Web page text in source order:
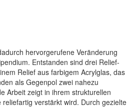
hervorgerufene Veränderung
Entstanden sind drei Relief-
Relief aus farbigem Acrylglas, das
als Gegenpol zwei nahezu
Arbeit zeigt in ihrem strukturellen
verstärkt wird. Durch gezielte